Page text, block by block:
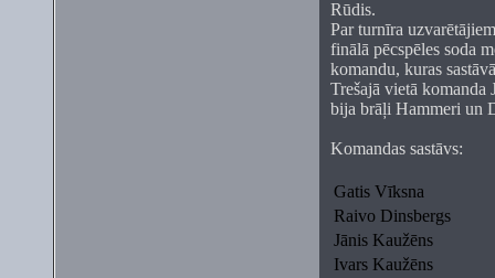
Rūdis.
Par turnīra
finālā pēcspēles soda
komandu, kuras
Trešajā vietā komanda
bija brāļi Hammeri un
Komandas sastāvs:
Gatis Vīksna
Raivo Dinsbergs
Jānis Kaužēns
Ivars Kaužēns